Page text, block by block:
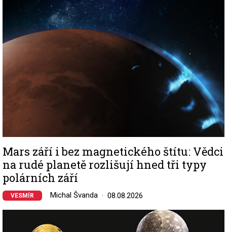
Mars září i bez magnetického štítu: Vědci
na rudé planetě rozlišují hned tři typy
polárních září
VESMÍR Michal Švanda 08.08.2026